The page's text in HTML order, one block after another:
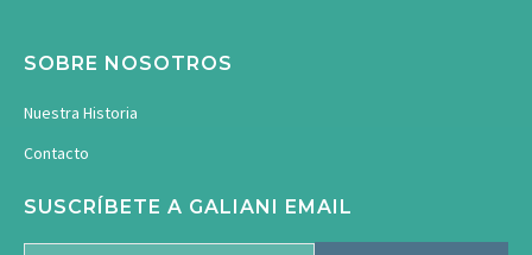
SOBRE NOSOTROS
Nuestra Historia
Contacto
SUSCRÍBETE A GALIANI EMAIL